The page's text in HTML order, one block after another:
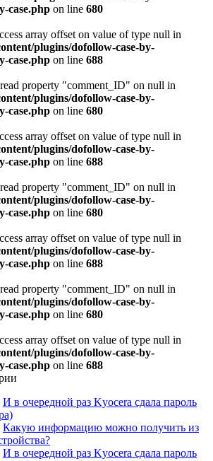
case.php on line 680
array offset on value of type null in
plugins/dofollow-case-by-
case.php on line 688
property "comment_ID" on null in
plugins/dofollow-case-by-
case.php on line 680
array offset on value of type null in
plugins/dofollow-case-by-
case.php on line 688
property "comment_ID" on null in
plugins/dofollow-case-by-
case.php on line 680
array offset on value of type null in
plugins/dofollow-case-by-
case.php on line 688
property "comment_ID" on null in
plugins/dofollow-case-by-
case.php on line 680
array offset on value of type null in
plugins/dofollow-case-by-
case.php on line 688
И в очередной раз Kyocera сдала пароль
Какую информацию можно получить из
И в очередной раз Kyocera сдала пароль